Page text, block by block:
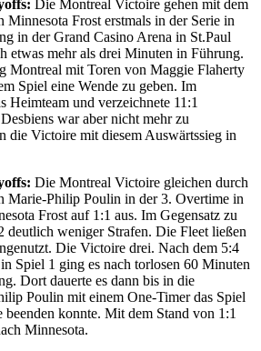
Die Montreal Victoire gehen mit dem
Minnesota Frost erstmals in der Serie in
in der Grand Casino Arena in St.Paul
etwas mehr als drei Minuten in Führung.
Montreal mit Toren von Maggie Flaherty
Spiel eine Wende zu geben. Im
Heimteam und verzeichnete 11:1
war aber nicht mehr zu
die Victoire mit diesem Auswärtssieg in
Die Montreal Victoire gleichen durch
Marie-Philip Poulin in der 3. Overtime in
Frost auf 1:1 aus. Im Gegensatz zu
deutlich weniger Strafen. Die Fleet ließen
Die Victoire drei. Nach dem 5:4
Spiel 1 ging es nach torlosen 60 Minuten
Dort dauerte es dann bis in die
Poulin mit einem One-Timer das Spiel
konnte. Mit dem Stand von 1:1
Minnesota.